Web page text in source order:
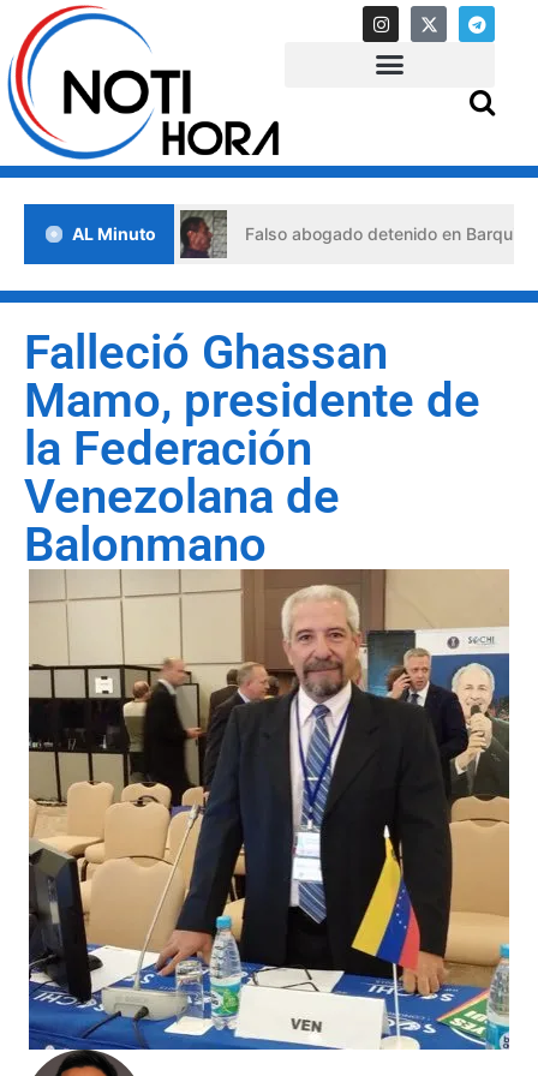
AL Minuto
de crisis Falso abogado detenido en Barquisimeto:
Falleció Ghassan
Mamo, presidente de
la Federación
Venezolana de
Balonmano